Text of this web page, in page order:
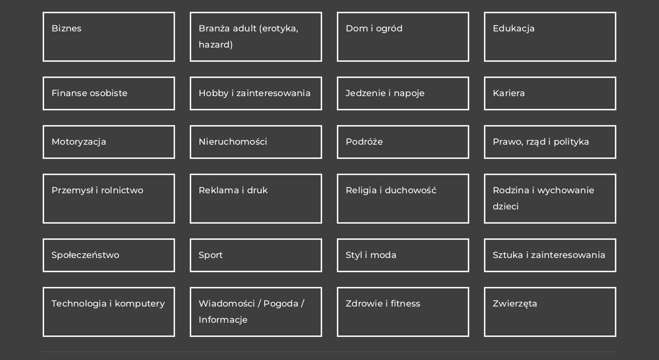
Biznes
Branża adult (erotyka,
hazard)
Dom i ogród Edukacja
Finanse osobiste Hobby i zainteresowania Jedzenie i napoje Kariera
Motoryzacja Nieruchomości Podróże Prawo, rząd i polityka
Przemysł i rolnictwo Reklama i druk Religia i duchowość
Rodzina i wychowanie
dzieci
Społeczeństwo Sport Styl i moda Sztuka i zainteresowania
Technologia i komputery
Wiadomości / Pogoda /
Informacje
Zdrowie i fitness Zwierzęta